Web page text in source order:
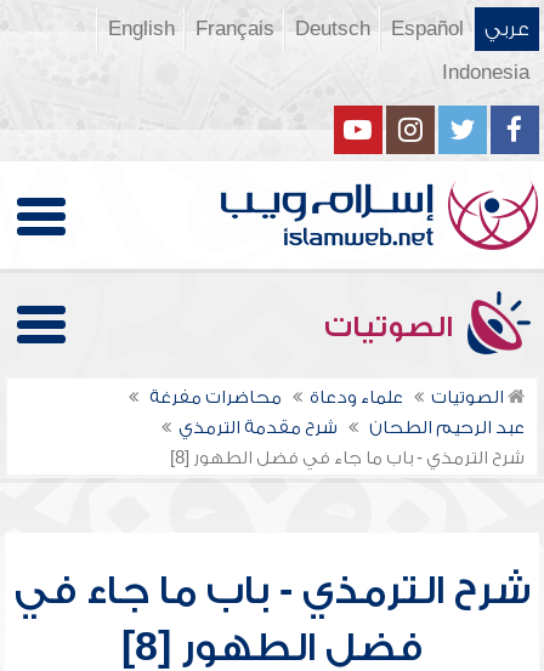
عربي Español
Deutsch
Français
English
Indonesia
الصوتيات
الصوتيات علماء ودعاة
محاضرات مفرغة
عبد الرحيم الطحان
شرح مقدمة الترمذي
شرح الترمذي - باب ما جاء في فضل الطهور [8]
شرح الترمذي - باب ما جاء في
فضل الطهور [8]